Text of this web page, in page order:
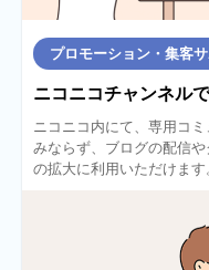
プロモーション・集客
ニコニコチャンネル
ニコニコ内にて、専用コ
みならず、ブログの配信
の拡大に利用いただけます